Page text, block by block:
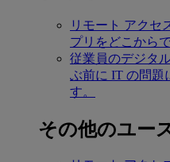
リモート アクセ
プリをどこから
従業員のデジタ
ぶ前に IT の問題
す。
その他のユー